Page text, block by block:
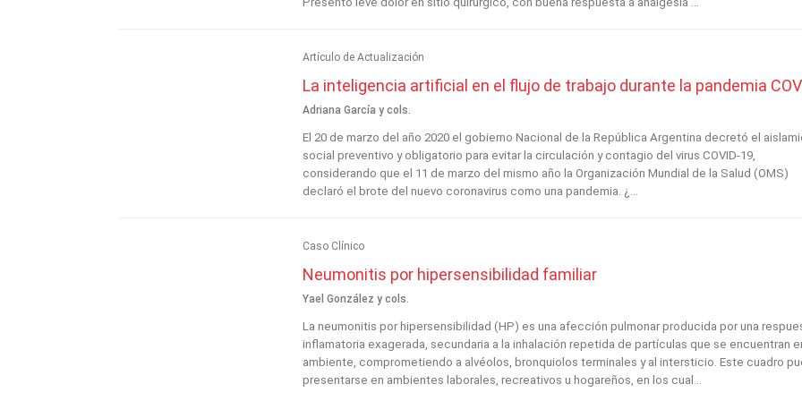
Artículo de Actualización
La inteligencia artificial en el flujo de trabajo durante la pandemia
Adriana García y cols.
El 20 de marzo del año 2020 el gobierno Nacional de la República Argentina decretó el
social preventivo y obligatorio para evitar la circulación y contagio del virus COVID-19,
considerando que el 11 de marzo del mismo año la Organización Mundial de la Salud (OMS)
declaró el brote del nuevo coronavirus como una pandemia. ¿...
Caso Clínico
Neumonitis por hipersensibilidad familiar
Yael González y cols.
La neumonitis por hipersensibilidad (HP) es una afección pulmonar producida por una
inflamatoria exagerada, secundaria a la inhalación repetida de partículas que se encuentran
ambiente, comprometiendo a alvéolos, bronquiolos terminales y al intersticio. Este cuadro
presentarse en ambientes laborales, recreativos u hogareños, en los cual...